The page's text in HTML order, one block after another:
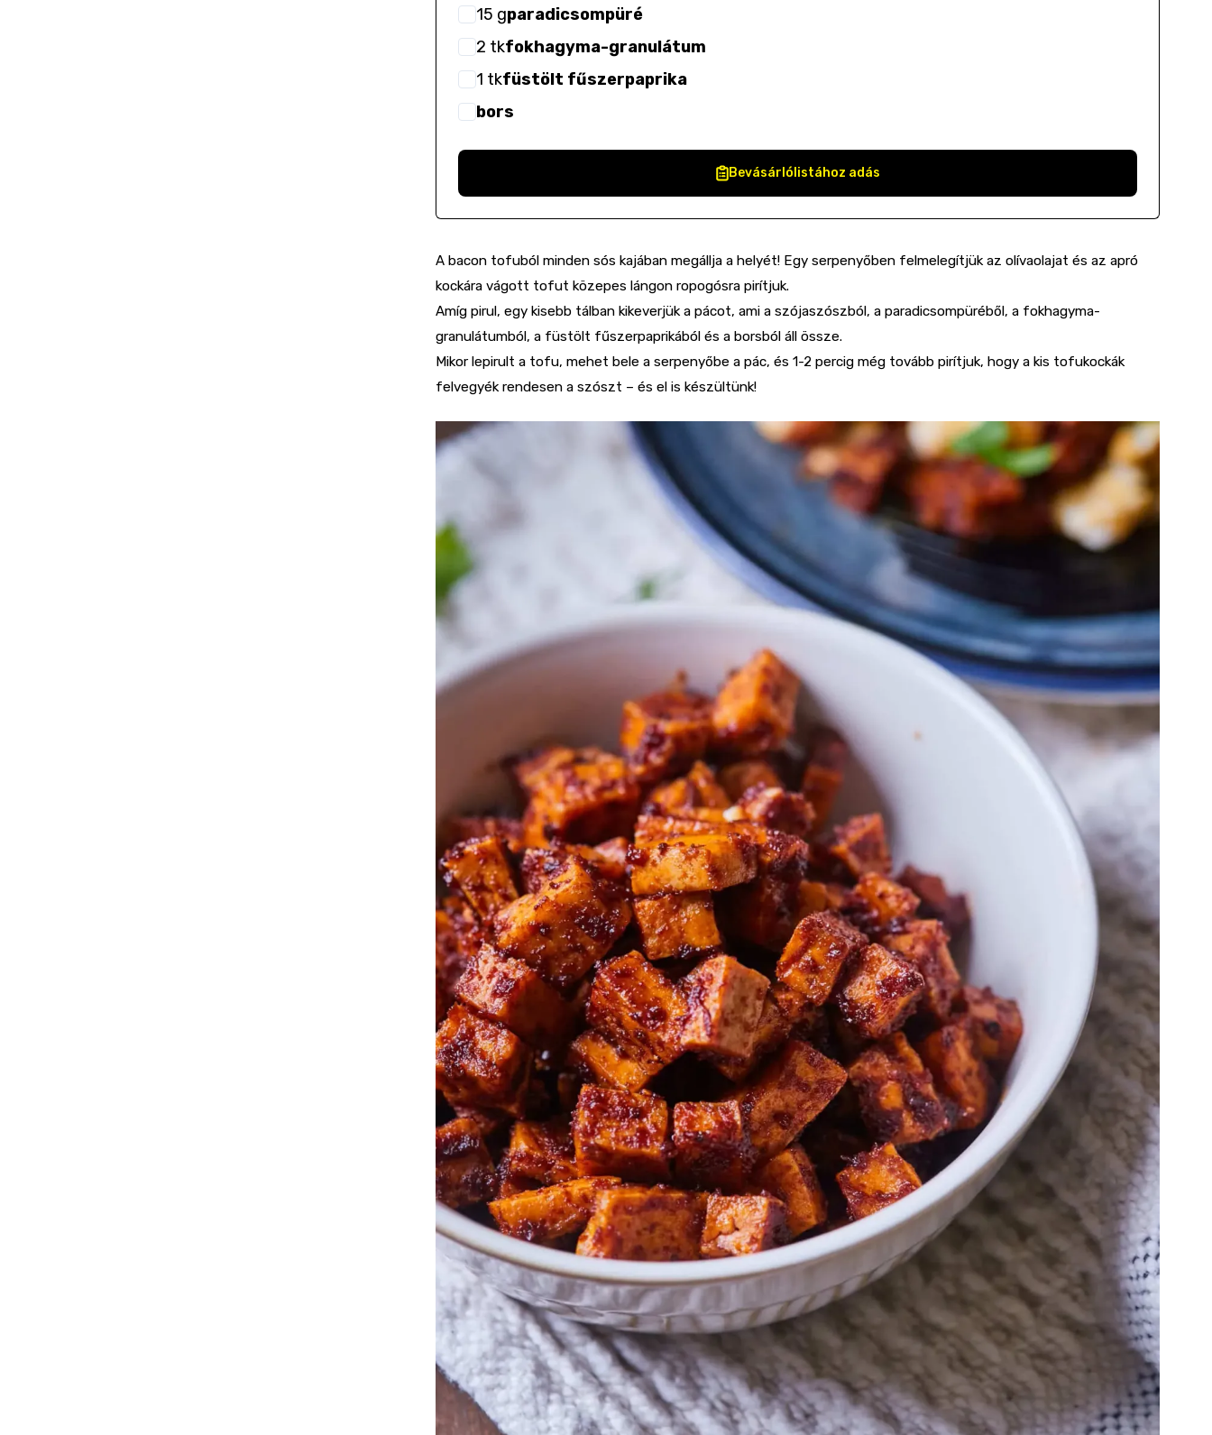
15 gparadicsompüré
2 tkfokhagyma-granulátum
1 tkfüstölt fűszerpaprika
bors
Bevásárlólistához adás
A bacon tofuból minden sós kajában megállja a helyét! Egy serpenyőben felmelegítjük az olívaolajat és az apró
kockára vágott tofut közepes lángon ropogósra pirítjuk.
Amíg pirul, egy kisebb tálban kikeverjük a pácot, ami a szójaszószból, a paradicsompüréből, a fokhagyma-
granulátumból, a füstölt fűszerpaprikából és a borsból áll össze.
Mikor lepirult a tofu, mehet bele a serpenyőbe a pác, és 1-2 percig még tovább pirítjuk, hogy a kis tofukockák
felvegyék rendesen a szószt – és el is készültünk!